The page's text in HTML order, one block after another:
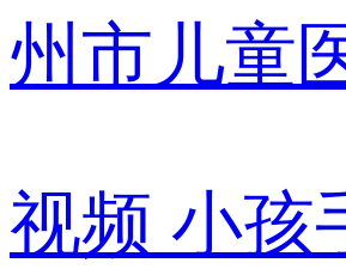
州市儿童
视频 小孩